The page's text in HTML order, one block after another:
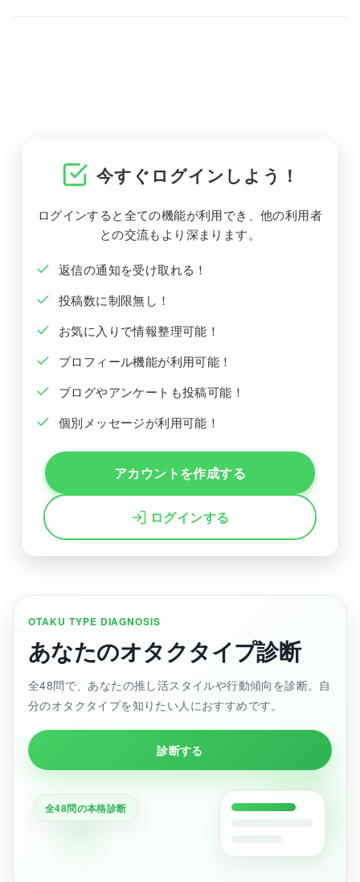
今すぐログインしよう！
ログインすると全ての機能が利用でき、他の利用者
との交流もより深まります。
返信の通知を受け取れる！
投稿数に制限無し！
お気に入りで情報整理可能！
プロフィール機能が利用可能！
ブログやアンケートも投稿可能！
個別メッセージが利用可能！
アカウントを作成する
ログインする
OTAKU TYPE DIAGNOSIS
あなたのオタクタイプ診断
全48問で、あなたの推し活スタイルや行動傾向を診断。自
分のオタクタイプを知りたい人におすすめです。
診断する
全48問の本格診断